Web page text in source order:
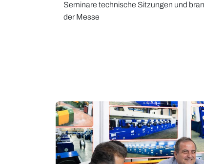
Seminare technische Sitzungen und
der Messe